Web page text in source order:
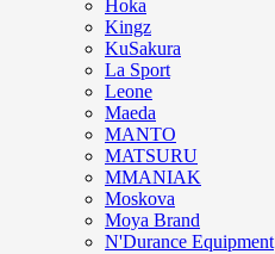
Hoka
Kingz
KuSakura
La Sport
Leone
Maeda
MANTO
MATSURU
MMANIAK
Moskova
Moya Brand
N'Durance Equipment